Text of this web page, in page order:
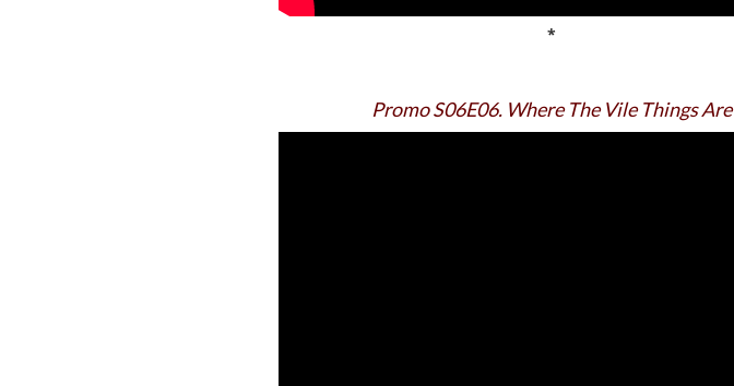
*
Promo S06E06. Where The Vile Things Are